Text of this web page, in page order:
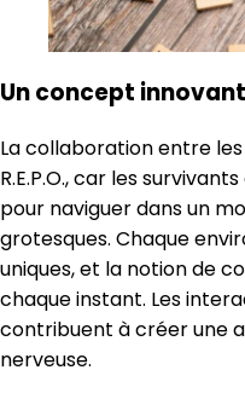
Un concept innovant
La collaboration entre
R.E.P.O., car les
pour naviguer dans un
grotesques. Chaque
uniques, et la notion de
chaque instant. Les
contribuent à créer une
nerveuse.